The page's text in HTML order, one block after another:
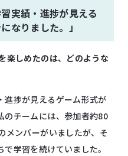
実績・進捗が見える
なりました。」
楽しめたのは、どのような
進捗が見えるゲーム形式が
のチームには、参加者約80
メンバーがいましたが、そ
学習を続けていました。